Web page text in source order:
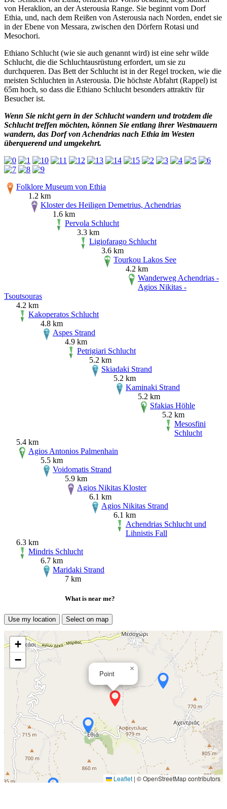
von Heraklion, an der Asterousia Range. Sie beginnt vom Dorf
Ethia, und, nach dem Reißen von Asterousia nach Norden, endet sie
in der Ebene von Messara, zwischen den Dörfern Rotasi und
Mesochori.
Ethiano Schlucht (wie sie auch genannt wird) ist eine sehr wilde
Schlucht, die die Schluchtausrüstung erfordert, um sie zu
durchqueren. Das Bett der Schlucht ist in der Regel trocken, wie die
meisten Schluchten in Asterousia. Die höchste Abfahrt (Rappel) ist
65m hoch, so dass die Ethiano Schlucht besonders attraktiv für
Besucher ist.
Wenn Sie nicht gern in der Schlucht wandern und trotzdem die
Schlucht treffen möchten, können Sie entlang ihrer Westmauern
wandern, das Dorf von Achendrias nach Ethia im Westen
überquerend und umgekehrt.
Folklore Museum von Ethia
1.2 km
Kloster des Heiligen Demetrius, Achendrias
1.6 km
Pervola Schlucht
3.3 km
Ligiofarago Schlucht
3.6 km
Tourkou Lakos See
4.2 km
Wanderweg Achendrias -
Agios Nikitas -
Tsoutsouras
4.2 km
Kakoperatos Schlucht
4.8 km
Aspes Strand
4.9 km
Petrigiari Schlucht
5.2 km
Skiadaki Strand
5.2 km
Kaminaki Strand
5.2 km
Sfakias Höhle
5.2 km
Mesosfini
Schlucht
5.4 km
Agios Antonios Palmenhain
5.5 km
Voidomatis Strand
5.9 km
Agios Nikitas Kloster
6.1 km
Agios Nikitas Strand
6.1 km
Achendrias Schlucht und
Lihnistis Fall
6.3 km
Mindris Schlucht
6.7 km
Maridaki Strand
7 km
What is near me?
Use my location Select on map
Point
×
+
−
Leaflet | © OpenStreetMap contributors